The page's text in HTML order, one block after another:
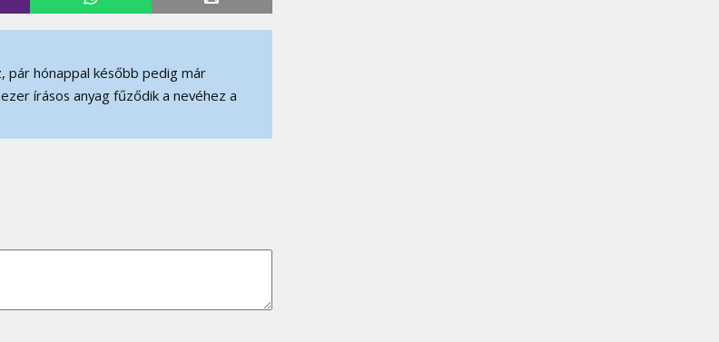
pár hónappal később pedig már
írásos anyag fűződik a nevéhez a